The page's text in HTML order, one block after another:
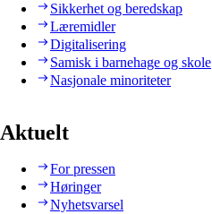
Sikkerhet og beredskap
Læremidler
Digitalisering
Samisk i barnehage og skole
Nasjonale minoriteter
Aktuelt
For pressen
Høringer
Nyhetsvarsel